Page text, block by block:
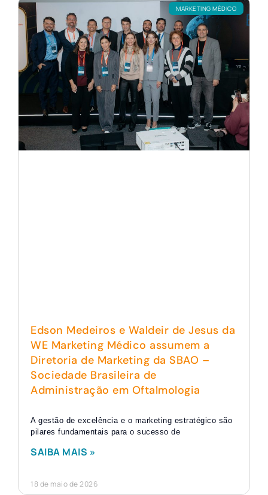
MARKETING MÉDICO
Edson Medeiros e Waldeir de Jesus da
WE Marketing Médico assumem a
Diretoria de Marketing da SBAO –
Sociedade Brasileira de
Administração em Oftalmologia
A gestão de excelência e o marketing estratégico são
pilares fundamentais para o sucesso de
SAIBA MAIS »
18 de maio de 2026